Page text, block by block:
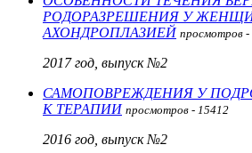
РОДОРАЗРЕШЕНИЯ У
АХОНДРОПЛАЗИЕЙ просмотров -
2017 год, выпуск №2
САМОПОВРЕЖДЕНИЯ У
К ТЕРАПИИ просмотров - 15412
2016 год, выпуск №2